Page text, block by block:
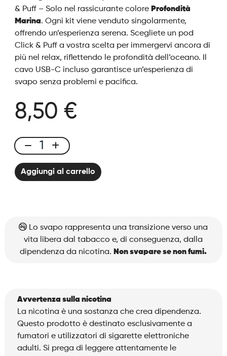
& Puff – Solo nel rassicurante colore Profondità
Marina. Ogni kit viene venduto singolarmente,
offrendo un’esperienza serena. Scegliete un pod
Click & Puff a vostra scelta per immergervi ancora di
più nel relax, riflettendo le profondità dell’oceano. Il
cavo USB-C incluso garantisce un’esperienza di
svapo senza problemi e pacifica.
8,50 €
Click
&
Puff
Blue
quantità
Aggiungi al carrello
Lo svapo rappresenta una transizione verso una
vita libera dal tabacco e, di conseguenza, dalla
dipendenza da nicotina. Non svapare se non fumi.
Avvertenza sulla nicotina
La nicotina è una sostanza che crea dipendenza.
Questo prodotto è destinato esclusivamente a
fumatori e utilizzatori di sigarette elettroniche
adulti. Si prega di leggere attentamente le